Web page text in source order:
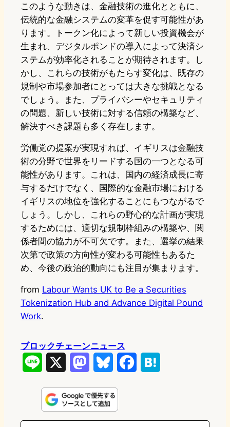
このような動きは、金融技術の進化とともに、
伝統的な金融システムの変革を促す可能性があ
ります。トークン化によって新しい投資機会が
生まれ、デジタルポンドの導入によって決済シ
ステムが効率化されることが期待されます。し
かし、これらの技術がもたらす変化は、既存の
規制や市場参加者にとっては大きな挑戦となる
でしょう。また、プライバシーやセキュリティ
の問題、新しい技術に対する信頼の構築など、
解決すべき課題も多く存在します。
労働党の提案が実現すれば、イギリスは金融技
術の分野で世界をリードする国の一つとなる可
能性があります。これは、国内の経済成長に寄
与するだけでなく、国際的な金融市場における
イギリスの地位を強化することにもつながるで
しょう。しかし、これらの野心的な計画が実現
するためには、適切な規制枠組みの構築や、関
係者間の協力が不可欠です。また、選挙の結果
次第で政策の方向性が変わる可能性もあるた
め、今後の政治的動向にも注目が集まります。
from Labour Wants UK to Be a Securities
Tokenization Hub and Advance Digital Pound
Work.
ブロックチェーンニュース
n
e
s
t
u
e
e
e